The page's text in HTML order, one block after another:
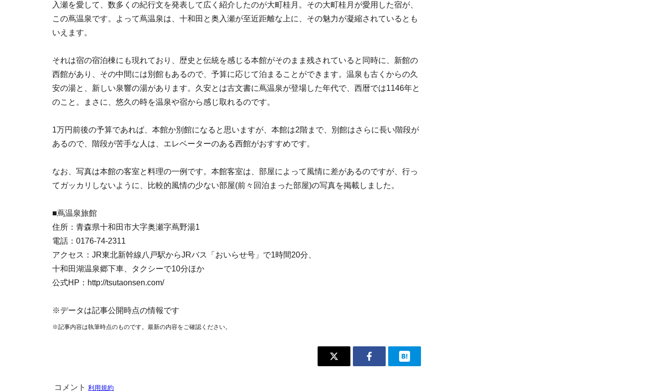
入瀬を愛して、数多くの紀行文を発表して広く紹介したのが大町桂月。その大町桂月が愛用した宿が、
この蔦温泉です。よって蔦温泉は、十和田と奥入瀬が至近距離な上に、その魅力が凝縮されているとも
いえます。
それは宿の宿泊棟にも現れており、歴史と伝統を感じる本館がそのまま残されていると同時に、新館の
西館があり、その中間には別館もあるので、予算に応じて泊まることができます。温泉も古くからの久
安の湯と、新しい泉響の湯があります。久安とは古文書に蔦温泉が登場した年代で、西暦では1146年と
のこと。まさに、悠久の時を温泉や宿から感じ取れるのです。
1万円前後の予算であれば、本館か別館になると思いますが、本館は2階まで、別館はさらに長い階段が
あるので、階段が苦手な人は、エレベーターのある西館がおすすめです。
なお、写真は本館の客室と料理の一例です。本館客室は、部屋によって風情に差があるのですが、行っ
てガッカリしないように、比較的風情の少ない部屋(前々回泊まった部屋)の写真を掲載しました。
■蔦温泉旅館
住所：青森県十和田市大字奥瀬字蔦野湯1
電話：0176-74-2311
アクセス：JR東北新幹線八戸駅からJRバス「おいらせ号」で1時間20分、
十和田湖温泉郷下車、タクシーで10分ほか
公式HP：http://tsutaonsen.com/
※データは記事公開時点の情報です
※記事内容は執筆時点のものです。最新の内容をご確認ください。